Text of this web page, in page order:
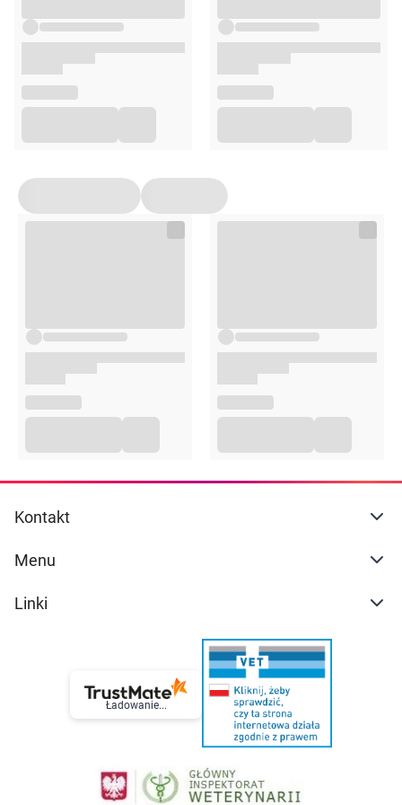
Kontakt
Menu
Linki
Ładowanie...